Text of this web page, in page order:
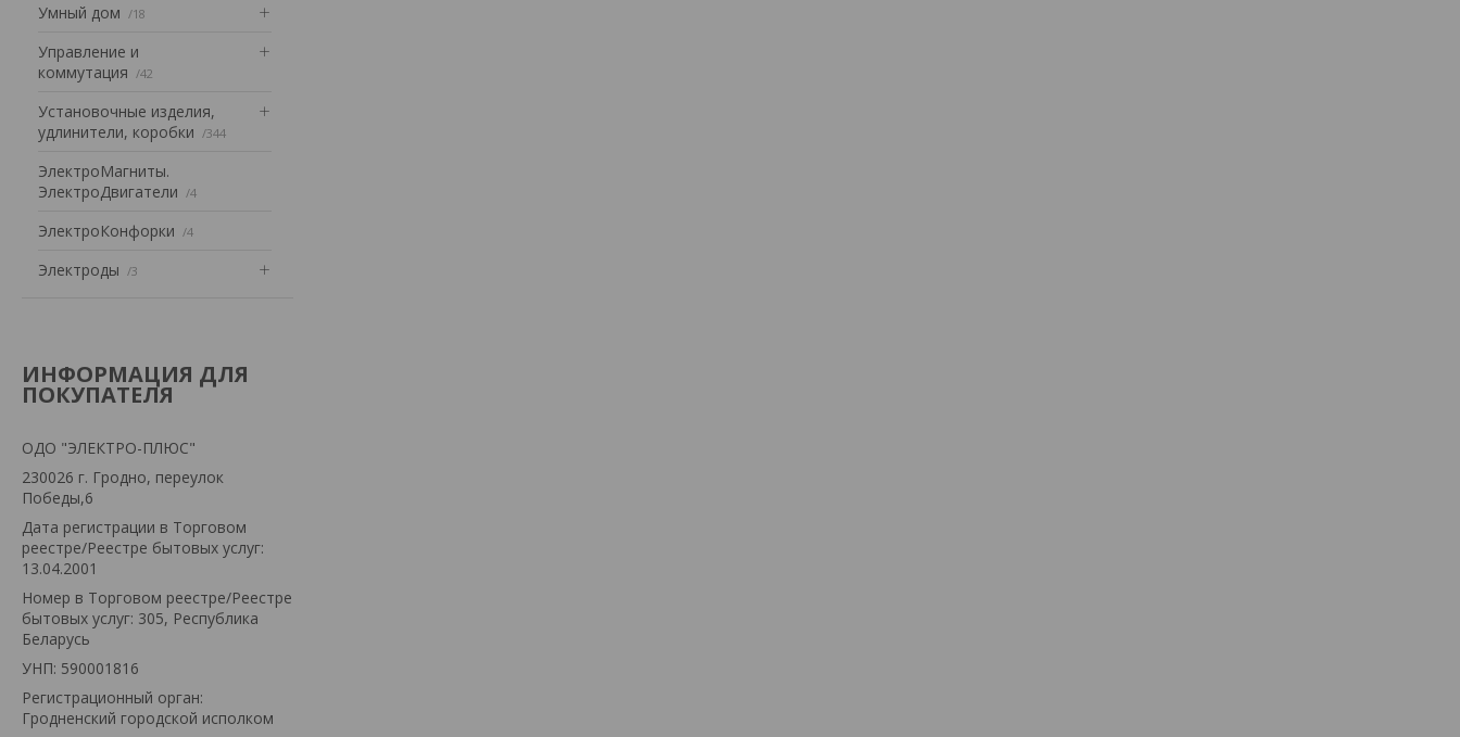
Умный дом 18
Управление и
коммутация
42
Установочные изделия,
удлинители, коробки
344
ЭлектроМагниты.
ЭлектроДвигатели
4
ЭлектроКонфорки 4
Электроды 3
ИНФОРМАЦИЯ ДЛЯ
ПОКУПАТЕЛЯ
ОДО "ЭЛЕКТРО-ПЛЮС"
230026 г. Гродно, переулок
Победы,6
Дата регистрации в Торговом
реестре/Реестре бытовых услуг:
13.04.2001
Номер в Торговом реестре/Реестре
бытовых услуг: 305, Республика
Беларусь
УНП: 590001816
Регистрационный орган:
Гродненский городской исполком